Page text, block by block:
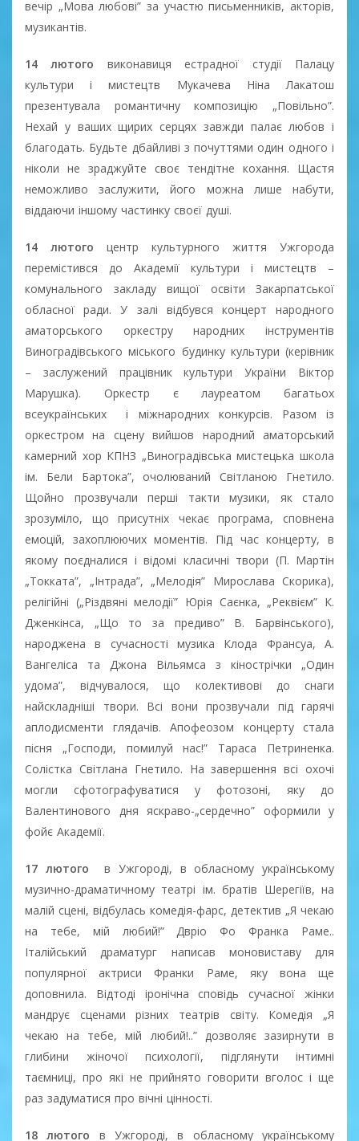
вечір „Мова любові” за участю письменників, акторів,
музикантів.
14 лютого виконавиця естрадної студії Палацу
культури і мистецтв Мукачева Ніна Лакатош
презентувала романтичну композицію „Повільно”.
Нехай у ваших щирих серцях завжди палає любов і
благодать. Будьте дбайливі з почуттями один одного і
ніколи не зраджуйте своє тендітне кохання. Щастя
неможливо заслужити, його можна лише набути,
віддаючи іншому частинку своєї душі.
14 лютого центр культурного життя Ужгорода
перемістився до Академії культури і мистецтв –
комунального закладу вищої освіти Закарпатської
обласної ради. У залі відбувся концерт народного
аматорського оркестру народних інструментів
Виноградівського міського будинку культури (керівник
– заслужений працівник культури України Віктор
Марушка). Оркестр є лауреатом багатьох
всеукраїнських і міжнародних конкурсів. Разом із
оркестром на сцену вийшов народний аматорський
камерний хор КПНЗ „Виноградівська мистецька школа
ім. Бели Бартока”, очолюваний Світланою Гнетило.
Щойно прозвучали перші такти музики, як стало
зрозуміло, що присутніх чекає програма, сповнена
емоцій, захоплюючих моментів. Під час концерту, в
якому поєдналися і відомі класичні твори (П. Мартін
„Токката”, „Інтрада”, „Мелодія” Мирослава Скорика),
релігійні („Різдвяні мелодії” Юрія Саєнка, „Реквієм” К.
Дженкінса, „Що то за предиво” В. Барвінського),
народжена в сучасності музика Клода Франсуа, А.
Вангеліса та Джона Вільямса з кінострічки „Один
удома”, відчувалося, що колективові до снаги
найскладніші твори. Всі вони прозвучали під гарячі
аплодисменти глядачів. Апофеозом концерту стала
пісня „Господи, помилуй нас!” Тараса Петриненка.
Солістка Світлана Гнетило. На завершення всі охочі
могли сфотографуватися у фотозоні, яку до
Валентинового дня яскраво-„сердечно” оформили у
фойє Академії.
17 лютого в Ужгороді, в обласному українському
музично-драматичному театрі ім. братів Шерегіїв, на
малій сцені, відбулась комедія-фарс, детектив „Я чекаю
на тебе, мій любий!” Двріо Фо Франка Раме..
Італійський драматург написав моновиставу для
популярної актриси Франки Раме, яку вона ще
доповнила. Відтоді іронічна сповідь сучасної жінки
мандрує сценами різних театрів світу. Комедія „Я
чекаю на тебе, мій любий!..” дозволяє зазирнути в
глибини жіночої психології, підглянути інтимні
таємниці, про які не прийнято говорити вголос і ще
раз задуматися про вічні цінності.
18 лютого в Ужгороді, в обласному українському